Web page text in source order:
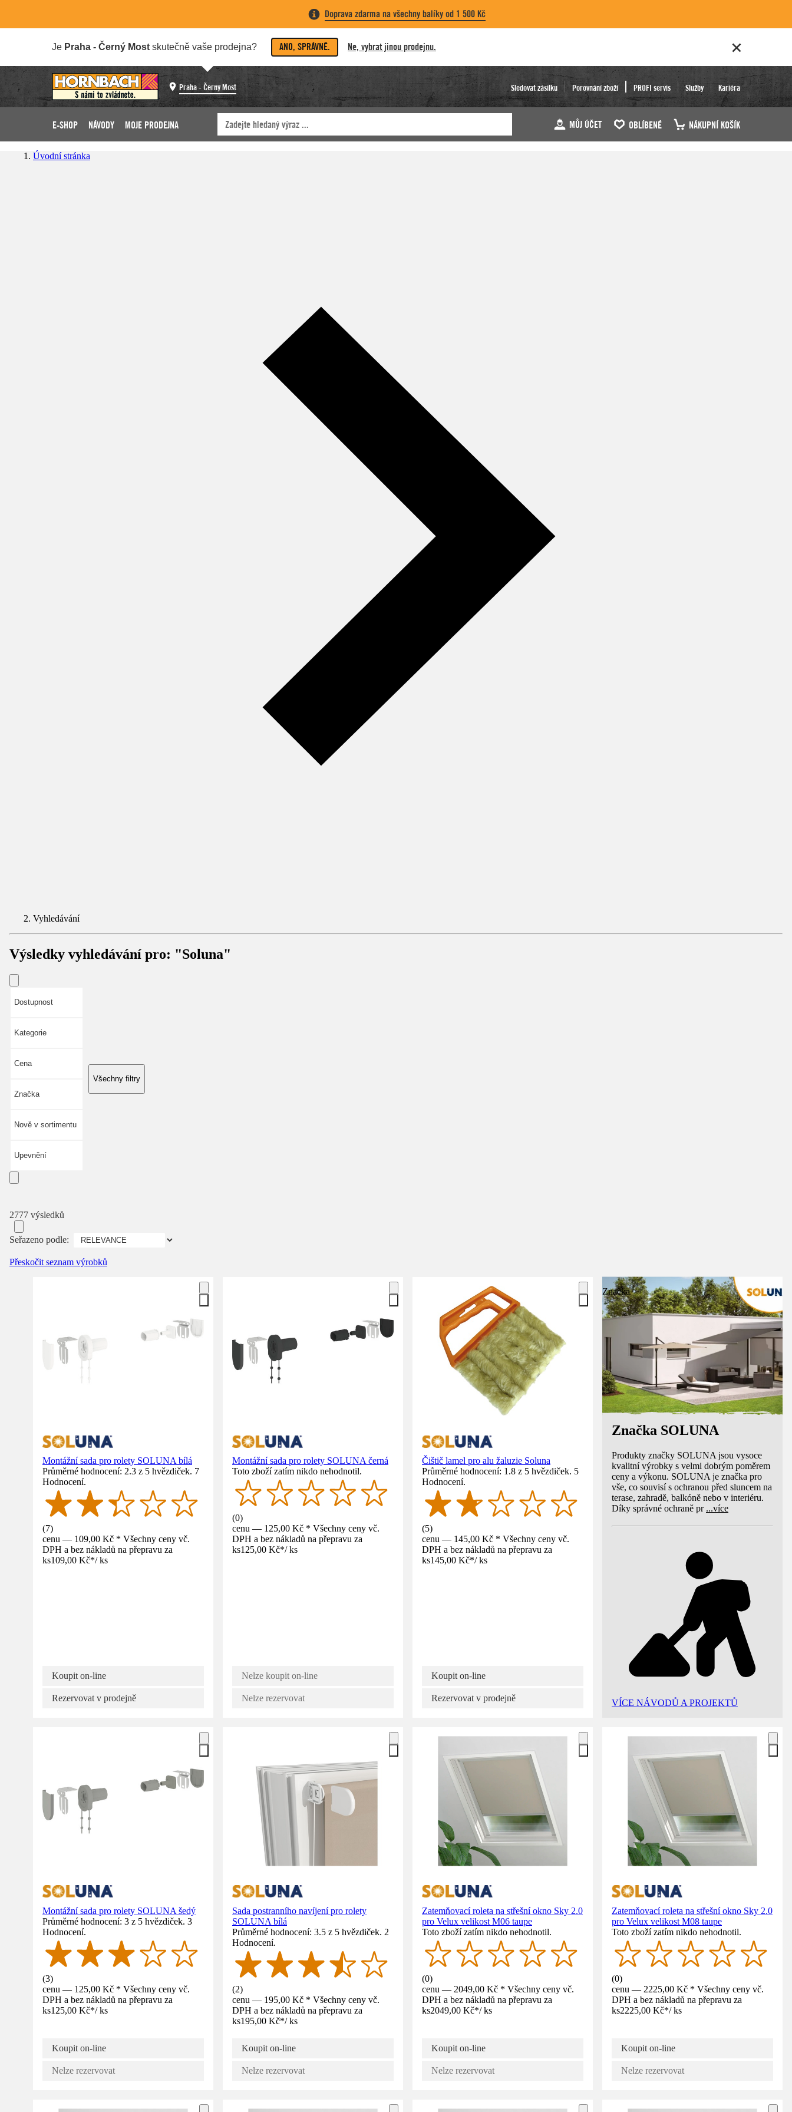
Doprava zdarma na všechny balíky od 1 500 Kč
Je Praha - Černý Most skutečně vaše prodejna? ANO, SPRÁVNĚ. Ne, vybrat jinou prodejnu.
Praha - Černý Most Sledovat zásilku Porovnání zboží PROFI servis Služby Kariéra
E-SHOP NÁVODY MOJE PRODEJNA MŮJ ÚČET OBLÍBENÉ NÁKUPNÍ KOŠÍK
Úvodní stránka
Vyhledávání
Výsledky vyhledávání pro: "Soluna"
Dostupnost
Kategorie
Cena
Značka
Nově v sortimentu
Upevnění
Všechny filtry
2777 výsledků
Seřazeno podle:
Přeskočit seznam výrobků
Montážní sada pro rolety SOLUNA bílá
Průměrné hodnocení: 2.3 z 5 hvězdiček. 7
Hodnocení.
(7)
cenu — 109,00 Kč * Všechny ceny vč.
DPH a bez nákladů na přepravu za
ks109,00 Kč*/ ks
Koupit on-line
Rezervovat v prodejně
Montážní sada pro rolety SOLUNA černá
Toto zboží zatím nikdo nehodnotil.
(0)
cenu — 125,00 Kč * Všechny ceny vč.
DPH a bez nákladů na přepravu za
ks125,00 Kč*/ ks
Nelze koupit on-line
Nelze rezervovat
Čištič lamel pro alu žaluzie Soluna
Průměrné hodnocení: 1.8 z 5 hvězdiček. 5
Hodnocení.
(5)
cenu — 145,00 Kč * Všechny ceny vč.
DPH a bez nákladů na přepravu za
ks145,00 Kč*/ ks
Koupit on-line
Rezervovat v prodejně
Značka
Značka SOLUNA
Produkty značky SOLUNA jsou vysoce
kvalitní výrobky s velmi dobrým poměrem
ceny a výkonu. SOLUNA je značka pro
vše, co souvisí s ochranou před sluncem na
terase, zahradě, balkóně nebo v interiéru.
Díky správné ochraně pr ...více
VÍCE NÁVODŮ A PROJEKTŮ
Montážní sada pro rolety SOLUNA šedý
Průměrné hodnocení: 3 z 5 hvězdiček. 3
Hodnocení.
(3)
cenu — 125,00 Kč * Všechny ceny vč.
DPH a bez nákladů na přepravu za
ks125,00 Kč*/ ks
Koupit on-line
Nelze rezervovat
Sada postranního navíjení pro rolety
SOLUNA bílá
Průměrné hodnocení: 3.5 z 5 hvězdiček. 2
Hodnocení.
(2)
cenu — 195,00 Kč * Všechny ceny vč.
DPH a bez nákladů na přepravu za
ks195,00 Kč*/ ks
Koupit on-line
Nelze rezervovat
Zatemňovací roleta na střešní okno Sky 2.0
pro Velux velikost M06 taupe
Toto zboží zatím nikdo nehodnotil.
(0)
cenu — 2049,00 Kč * Všechny ceny vč.
DPH a bez nákladů na přepravu za
ks2049,00 Kč*/ ks
Koupit on-line
Nelze rezervovat
Zatemňovací roleta na střešní okno Sky 2.0
pro Velux velikost M08 taupe
Toto zboží zatím nikdo nehodnotil.
(0)
cenu — 2225,00 Kč * Všechny ceny vč.
DPH a bez nákladů na přepravu za
ks2225,00 Kč*/ ks
Koupit on-line
Nelze rezervovat